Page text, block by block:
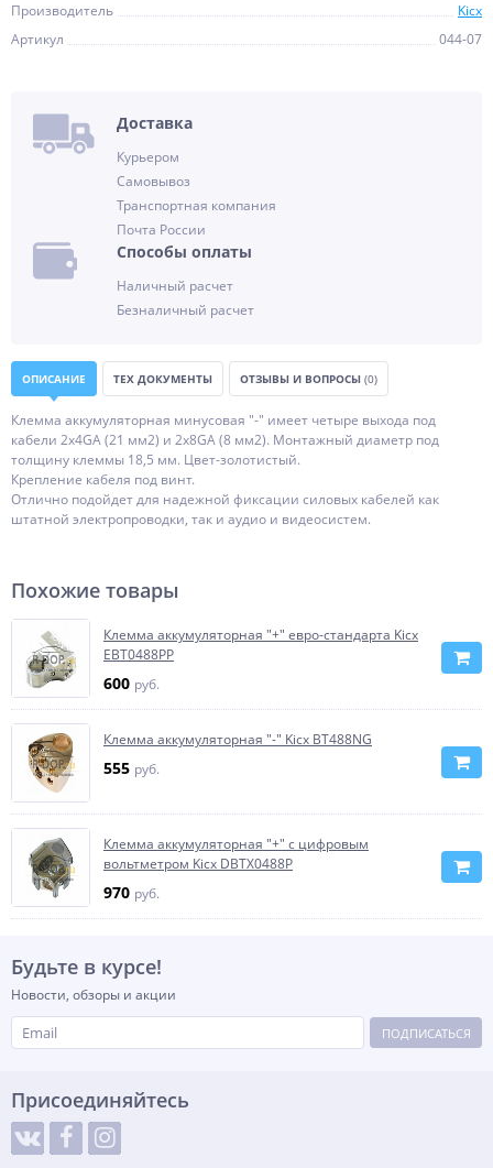
Производитель
Kicx
Артикул
044-07
Доставка
Курьером
Самовывоз
Транспортная компания
Почта России
Способы оплаты
Наличный расчет
Безналичный расчет
ОПИСАНИЕ ТЕХ ДОКУМЕНТЫ ОТЗЫВЫ И ВОПРОСЫ (0)
Клемма аккумуляторная минусовая "-" имеет четыре выхода под
кабели 2х4GA (21 мм2) и 2х8GA (8 мм2). Монтажный диаметр под
толщину клеммы 18,5 мм. Цвет-золотистый.
Крепление кабеля под винт.
Отлично подойдет для надежной фиксации силовых кабелей как
штатной электропроводки, так и аудио и видеосистем.
Похожие товары
Клемма аккумуляторная "+" евро-стандарта Kicx
EBT0488PP
600 руб.
Клемма аккумуляторная "-" Kicx BT488NG
555 руб.
Клемма аккумуляторная "+" с цифровым
вольтметром Kicx DBTX0488P
970 руб.
Будьте в курсе!
Новости, обзоры и акции
ПОДПИСАТЬСЯ
Присоединяйтесь